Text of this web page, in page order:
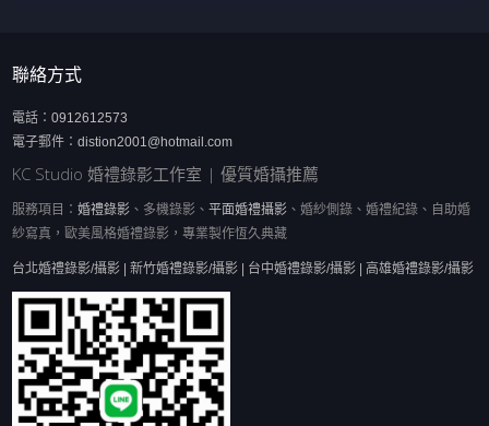
聯絡方式
電話：0912612573
電子郵件：distion2001@hotmail.com
KC Studio 婚禮錄影工作室 | 優質婚攝推薦
服務項目：婚禮錄影 、多機錄影、平面婚禮攝影 、婚紗側錄、婚禮紀錄、自助婚
紗寫真，歐美風格婚禮錄影，專業製作恆久典藏
台北婚禮錄影/攝影 | 新竹婚禮錄影/攝影 | 台中婚禮錄影/攝影 | 高雄婚禮錄影/攝影